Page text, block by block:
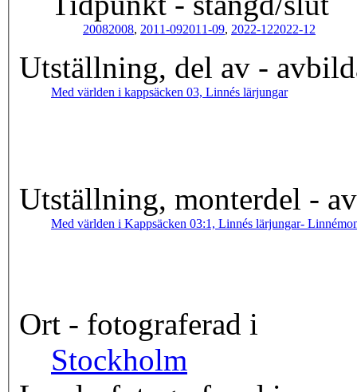
20082008, 2011-092011-09, 2022-122022-12
Utställning, del av -
Med världen i kappsäcken 03, Linnés lärjungar
Utställning, monterdel -
Med världen i Kappsäcken 03:1, Linnés lärjungar-
Ort - fotograferad i
Stockholm